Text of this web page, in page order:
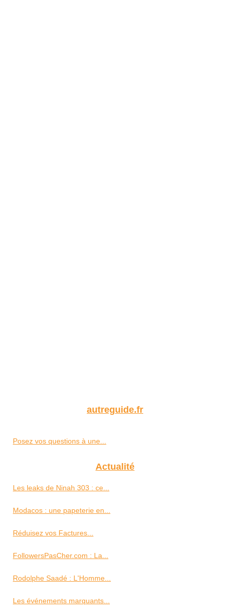
autreguide.fr
Posez vos questions à une...
Actualité
Les leaks de Ninah 303 : ce...
Modacos : une papeterie en...
Réduisez vos Factures...
FollowersPasCher.com : La...
Rodolphe Saadé : L'Homme...
Les événements marquants...